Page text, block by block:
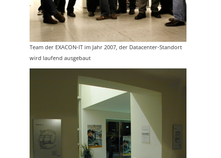
Team der EXACON-IT im Jahr 2007, der Datacenter-Standort
wird laufend ausgebaut